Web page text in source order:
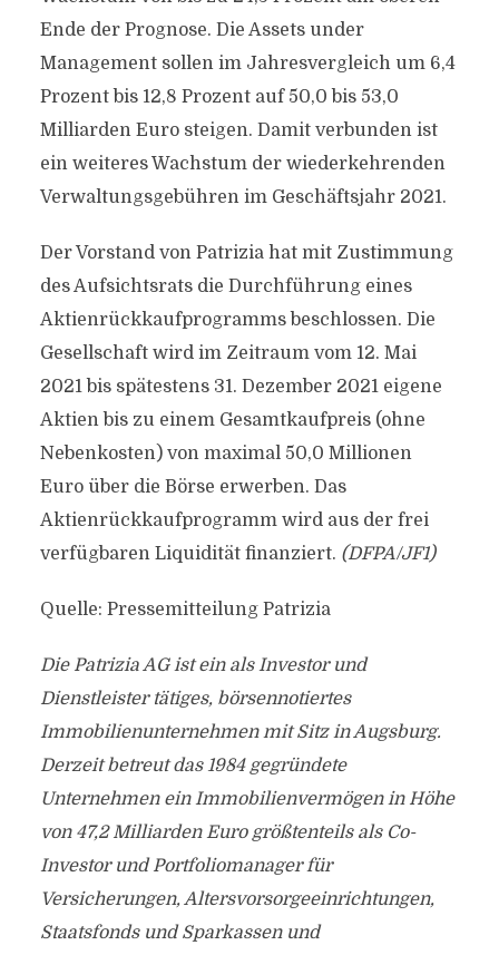
Ende der Prognose. Die Assets under
Management sollen im Jahresvergleich um 6,4
Prozent bis 12,8 Prozent auf 50,0 bis 53,0
Milliarden Euro steigen. Damit verbunden ist
ein weiteres Wachstum der wiederkehrenden
Verwaltungsgebühren im Geschäftsjahr 2021.
Der Vorstand von Patrizia hat mit Zustimmung
des Aufsichtsrats die Durchführung eines
Aktienrückkaufprogramms beschlossen. Die
Gesellschaft wird im Zeitraum vom 12. Mai
2021 bis spätestens 31. Dezember 2021 eigene
Aktien bis zu einem Gesamtkaufpreis (ohne
Nebenkosten) von maximal 50,0 Millionen
Euro über die Börse erwerben. Das
Aktienrückkaufprogramm wird aus der frei
verfügbaren Liquidität finanziert. (DFPA/JF1)
Quelle: Pressemitteilung Patrizia
Die Patrizia AG ist ein als Investor und
Dienstleister tätiges, börsennotiertes
Immobilienunternehmen mit Sitz in Augsburg.
Derzeit betreut das 1984 gegründete
Unternehmen ein Immobilienvermögen in Höhe
von 47,2 Milliarden Euro größtenteils als Co-
Investor und Portfoliomanager für
Versicherungen, Altersvorsorgeeinrichtungen,
Staatsfonds und Sparkassen und